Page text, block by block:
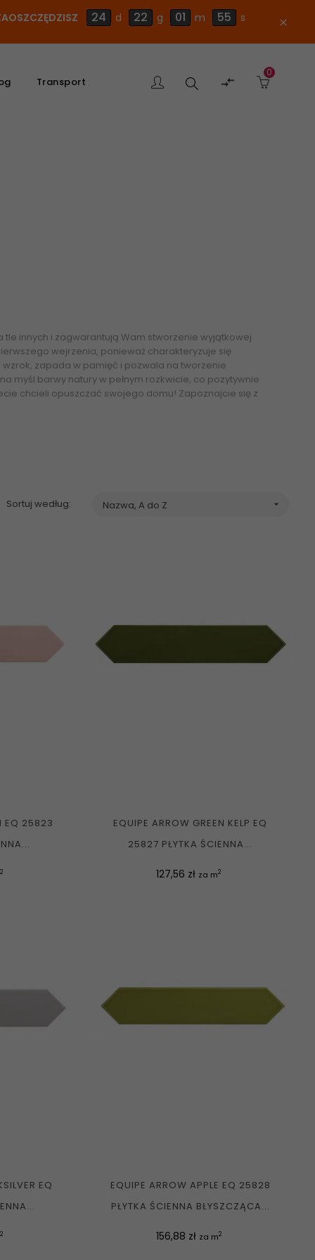
24 d 22 g 01 m 54 s close
Transport Szukaj 
0
tle innych i zagwarantują Wam stworzenie wyjątkowej
wejrzenia, ponieważ charakteryzuje się
zapada w pamięć i pozwala na tworzenie
myśl barwy natury w pełnym rozkwicie, co pozytywnie
chcieli opuszczać swojego domu! Zapoznajcie się z
Sortuj według: Nazwa, A do Z 
EQ 25823
2
EQUIPE ARROW GREEN KELP EQ
25827 PŁYTKA ŚCIENNA...
Cena
127,56 zł za m2
EQ
2
EQUIPE ARROW APPLE EQ 25828
PŁYTKA ŚCIENNA BŁYSZCZĄCA...
Cena
156,88 zł za m2